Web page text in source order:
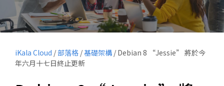
iKala Cloud /部落格 /基礎架構 / Debian 8 “Jessie” 將於今
年六月十七日終止更新